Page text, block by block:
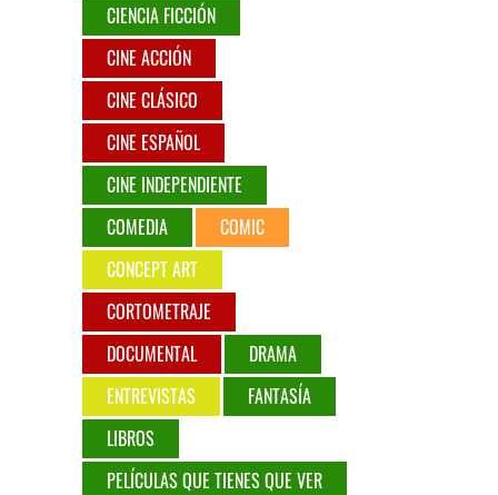
CIENCIA FICCIÓN
CINE ACCIÓN
CINE CLÁSICO
CINE ESPAÑOL
CINE INDEPENDIENTE
COMEDIA
COMIC
CONCEPT ART
CORTOMETRAJE
DOCUMENTAL
DRAMA
ENTREVISTAS
FANTASÍA
LIBROS
PELÍCULAS QUE TIENES QUE VER